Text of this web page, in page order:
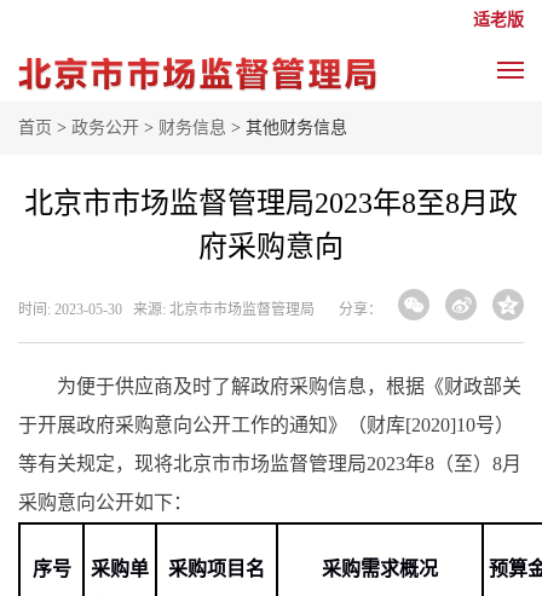
适老版
首页 > 政务公开 > 财务信息 > 其他财务信息
北京市市场监督管理局2023年8至8月政
府采购意向
时间: 2023-05-30 来源: 北京市市场监督管理局 分享：
为便于供应商及时了解政府采购信息，根据《财政部关
于开展政府采购意向公开工作的通知》（财库[2020]10号）
等有关规定，现将北京市市场监督管理局2023年8（至）8月
采购意向公开如下：
序号
采购单
采购项目名
采购需求概况
预算